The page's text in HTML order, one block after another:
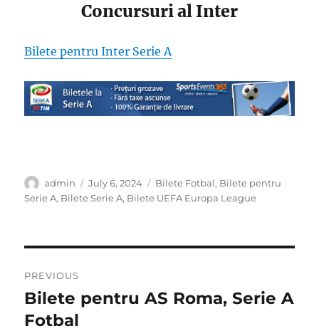
Concursuri al Inter
Bilete pentru Inter Serie A
Author
admin
Posted
on
July 6, 2024 Categories
Bilete Fotbal, Bilete pentru
Serie A, Bilete Serie A, Bilete UEFA Europa League
navigation
PREVIOUS
Previous
post:
Bilete pentru AS Roma, Serie A
Fotbal